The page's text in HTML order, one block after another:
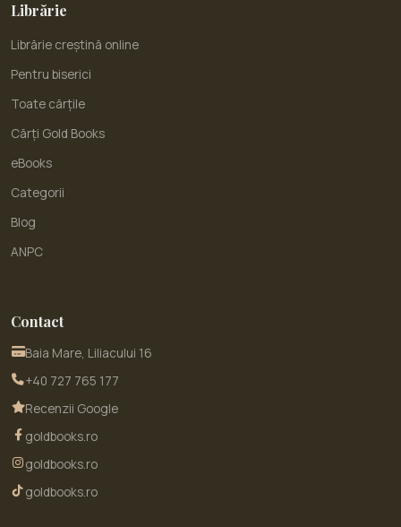
Librărie
Librărie creștină online
Pentru biserici
Toate cărțile
Cărți Gold Books
eBooks
Categorii
Blog
ANPC
Contact
Baia Mare, Liliacului 16
+40 727 765 177
Recenzii Google
goldbooks.ro
goldbooks.ro
goldbooks.ro